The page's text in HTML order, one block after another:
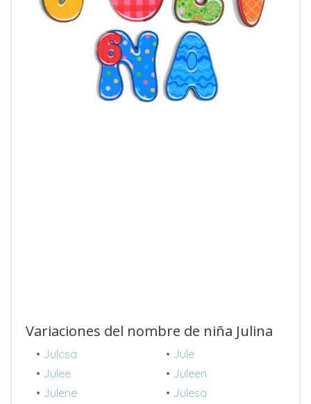
Variaciones del nombre de niña Julina
• Julcsa • Jule
• Julee • Juleen
• Julene • Julesa